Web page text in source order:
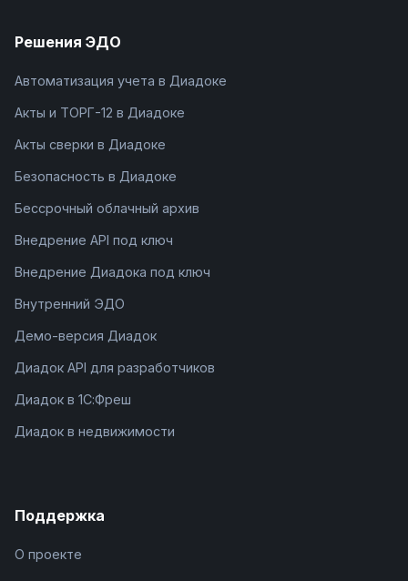
Решения ЭДО
Автоматизация учета в Диадоке
Акты и ТОРГ-12 в Диадоке
Акты сверки в Диадоке
Безопасность в Диадоке
Бессрочный облачный архив
Внедрение API под ключ
Внедрение Диадока под ключ
Внутренний ЭДО
Демо-версия Диадок
Диадок API для разработчиков
Диадок в 1С:Фреш
Диадок в недвижимости
Поддержка
О проекте